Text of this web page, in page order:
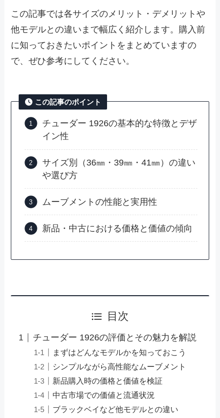
この記事では各サイズのメリット・デメリットや
他モデルとの違いまで幅広く紹介します。購入前
に知っておきたいポイントをまとめていますの
で、ぜひ参考にしてください。
この記事のポイント
チューダー 1926の基本的な特徴とデザ
イン性
サイズ別（36㎜・39㎜・41㎜）の違い
や選び方
ムーブメントの性能と実用性
新品・中古における価格と価値の傾向
目次
チューダー 1926の評価とその魅力を解説
まずはどんなモデルかを知っておこう
シンプルながら高性能なムーブメント
新品購入時の価格と価値を検証
中古市場での価値と流通状況
ブラックベイなど他モデルとの違い